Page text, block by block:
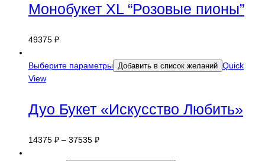
Монобукет XL “Розовые пионы”
49375 ₽
Выберите параметры Добавить в список желаний Quick
View
Дуо Букет «Искусство Любить»
14375 ₽ – 37535 ₽